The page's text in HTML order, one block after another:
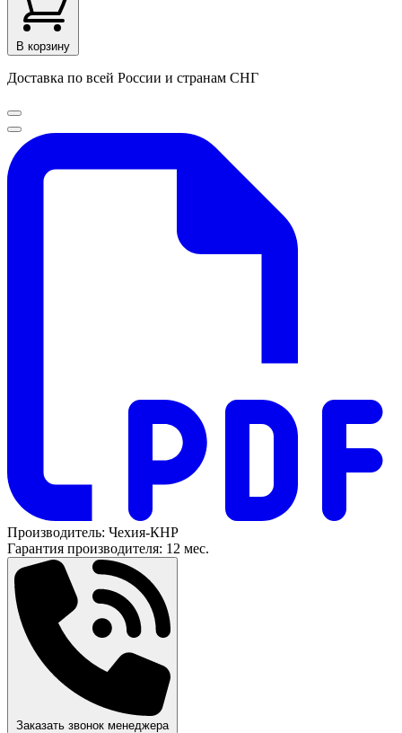
В корзину
Доставка по всей России и странам СНГ
Производитель: Чехия-КНР
Гарантия производителя: 12 мес.
Заказать звонок менеджера